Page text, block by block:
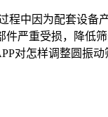
程中因为配套设备
严重受损，降低
对怎样调整圆振